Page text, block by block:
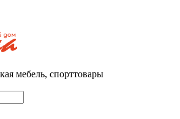
мебель, спорттовары